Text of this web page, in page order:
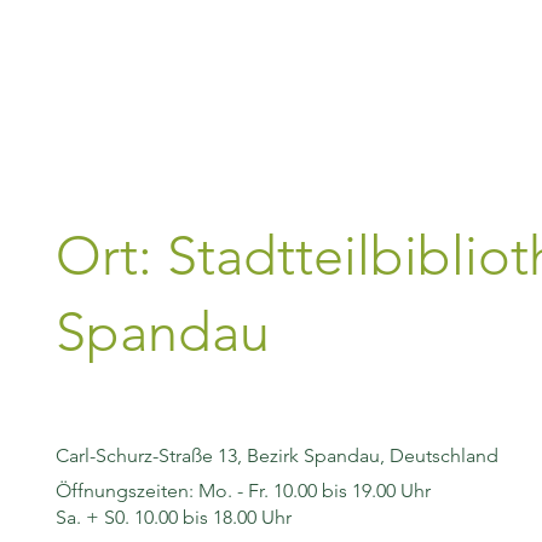
Ort:
Spandau
Carl-Schurz-Straße 13, Bezirk Spandau, Deutschland
Öffnungszeiten: Mo. - Fr. 10.00 bis 19.00 Uhr
Sa. + S0. 10.00 bis 18.00 Uhr